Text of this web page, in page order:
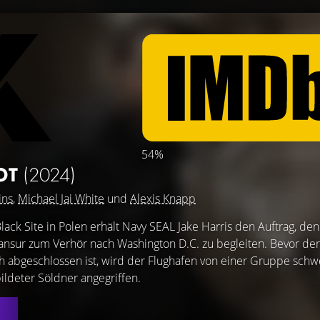
54%
(2024)
, Michael Jai White und Alexis Knapp
Site in Polen erhält Navy SEAL Jake Harris den Auftrag, den
zum Verhör nach Washington D.C. zu begleiten. Bevor der
abgeschlossen ist, wird der Flughafen von einer Gruppe
Söldner angegriffen.